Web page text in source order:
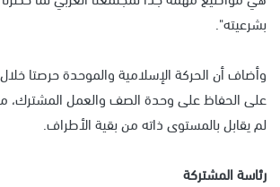
بشرعيته".
وأضاف أن الحركة الإسلامية والموحدة حرصتا
على الحفاظ على وحدة الصف والعمل المشترك،
لم يقابل بالمستوى ذاته من بقية الأطراف.
رئاسة المشتركة